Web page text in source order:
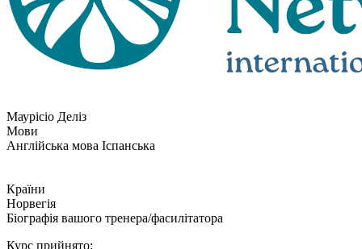
Маурісіо Деліз
Мови
Англійська мова Іспанська
Країни
Норвегія
Біографія вашого тренера/фасилітатора
Курс прийнято: